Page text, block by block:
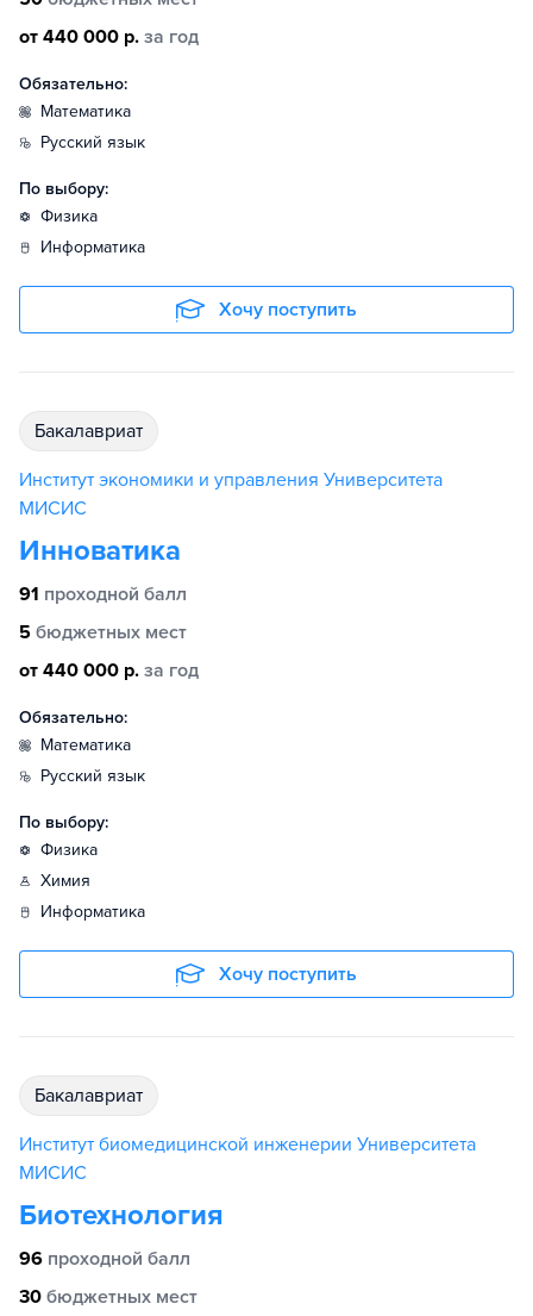
от 440 000 р. за год
Обязательно:
математика
русский язык
По выбору:
физика
информатика
Хочу поступить
бакалавриат
Институт экономики и управления Университета
МИСИС
Инноватика
91 проходной балл
5 бюджетных мест
от 440 000 р. за год
Обязательно:
математика
русский язык
По выбору:
физика
химия
информатика
Хочу поступить
бакалавриат
Институт биоме­ди­цин­ской инженерии Университета
МИСИС
Биотехнология
96 проходной балл
30 бюджетных мест